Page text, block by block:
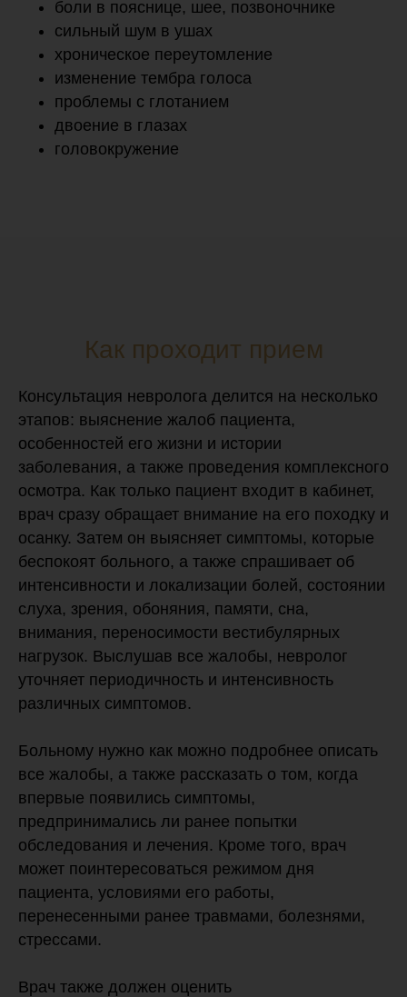
боли в пояснице, шее, позвоночнике
сильный шум в ушах
хроническое переутомление
изменение тембра голоса
проблемы с глотанием
двоение в глазах
головокружение
Как проходит прием
Консультация невролога делится на несколько
этапов: выяснение жалоб пациента,
особенностей его жизни и истории
заболевания, а также проведения комплексного
осмотра. Как только пациент входит в кабинет,
врач сразу обращает внимание на его походку и
осанку. Затем он выясняет симптомы, которые
беспокоят больного, а также спрашивает об
интенсивности и локализации болей, состоянии
слуха, зрения, обоняния, памяти, сна,
внимания, переносимости вестибулярных
нагрузок. Выслушав все жалобы, невролог
уточняет периодичность и интенсивность
различных симптомов.
Больному нужно как можно подробнее описать
все жалобы, а также рассказать о том, когда
впервые появились симптомы,
предпринимались ли ранее попытки
обследования и лечения. Кроме того, врач
может поинтересоваться режимом дня
пациента, условиями его работы,
перенесенными ранее травмами, болезнями,
стрессами.
Врач также должен оценить